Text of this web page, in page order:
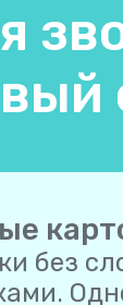
без